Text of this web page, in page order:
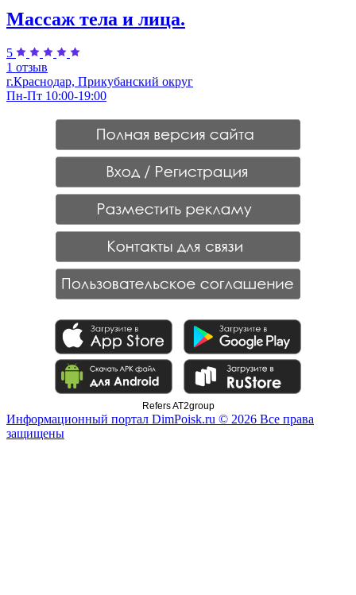
Массаж тела и лица.
5
1 отзыв
г.Краснодар, Прикубанский округ
Пн-Пт 10:00-19:00
Refers AT2group
Информационный портал DimPoisk.ru © 2026 Все права
защищены